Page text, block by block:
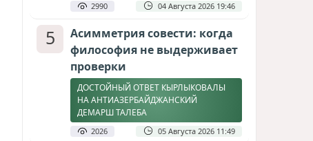
2990 04 Августа 2026 19:46
5
Асимметрия совести: когда
философия не выдерживает
проверки
ДОСТОЙНЫЙ ОТВЕТ КЫРЛЫКОВАЛЫ
НА АНТИАЗЕРБАЙДЖАНСКИЙ
ДЕМАРШ ТАЛЕБА
2026 05 Августа 2026 11:49